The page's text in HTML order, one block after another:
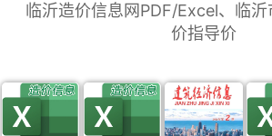
临沂造价信息网PDF/Excel、临
价指导价